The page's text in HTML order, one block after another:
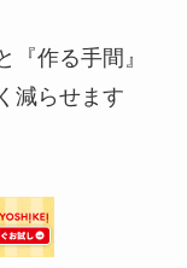
『作る手間』
減らせます